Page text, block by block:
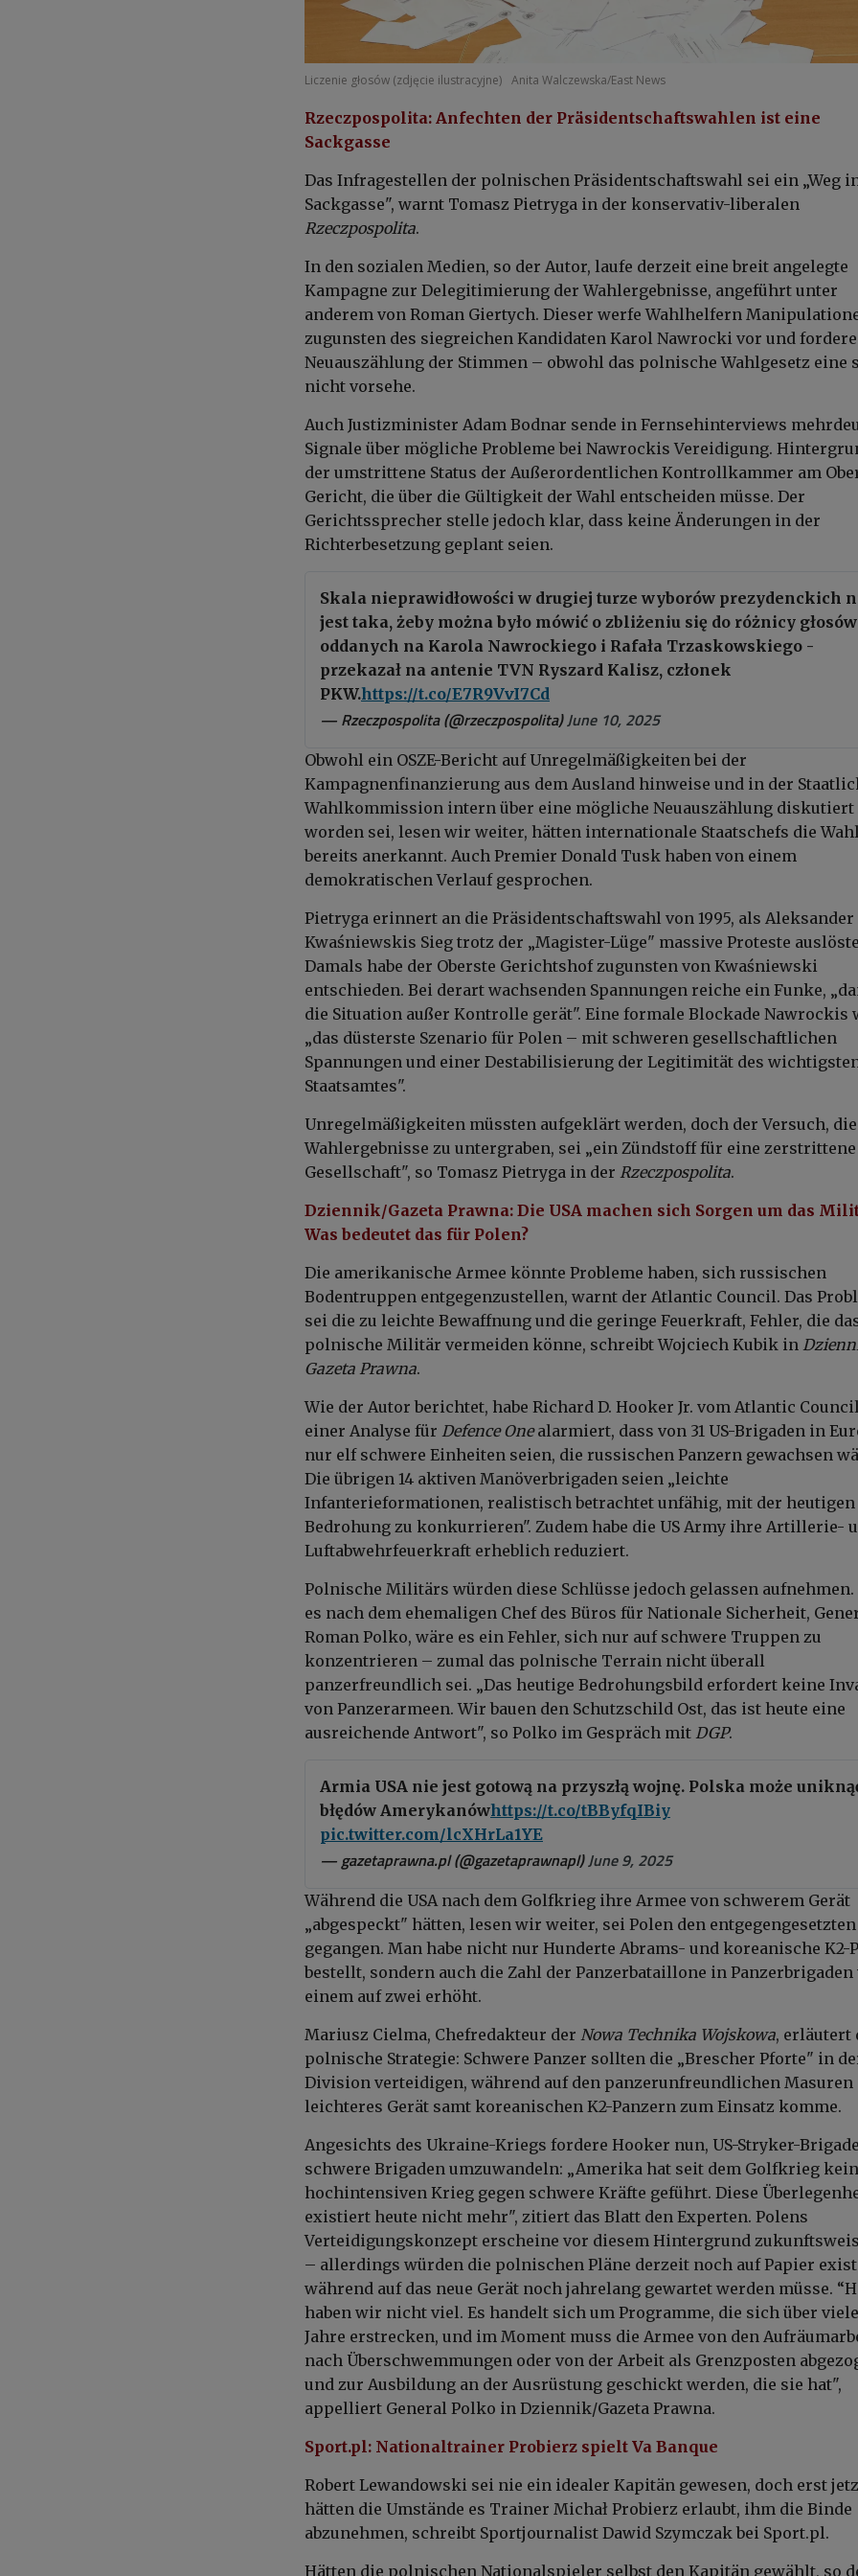
Liczenie głosów (zdjęcie ilustracyjne) Anita Walczewska/East News
Rzeczpospolita: Anfechten der Präsidentschaftswahlen ist eine
Sackgasse
Das Infragestellen der polnischen Präsidentschaftswahl sei ein „Weg
Sackgasse", warnt Tomasz Pietryga in der konservativ-liberalen
Rzeczpospolita.
In den sozialen Medien, so der Autor, laufe derzeit eine breit angelegte
Kampagne zur Delegitimierung der Wahlergebnisse, angeführt unter
anderem von Roman Giertych. Dieser werfe Wahlhelfern
zugunsten des siegreichen Kandidaten Karol Nawrocki vor und
Neuauszählung der Stimmen – obwohl das polnische Wahlgesetz eine
nicht vorsehe.
Auch Justizminister Adam Bodnar sende in Fernsehinterviews
Signale über mögliche Probleme bei Nawrockis Vereidigung.
der umstrittene Status der Außerordentlichen Kontrollkammer am
Gericht, die über die Gültigkeit der Wahl entscheiden müsse. Der
Gerichtssprecher stelle jedoch klar, dass keine Änderungen in der
Richterbesetzung geplant seien.
Skala nieprawidłowości w drugiej turze wyborów prezydenckich
jest taka, żeby można było mówić o zbliżeniu się do różnicy głosów
oddanych na Karola Nawrockiego i Rafała Trzaskowskiego -
przekazał na antenie TVN Ryszard Kalisz, członek
PKW.https://t.co/E7R9VvI7Cd
— Rzeczpospolita (@rzeczpospolita)June 10, 2025
Obwohl ein OSZE-Bericht auf Unregelmäßigkeiten bei der
Kampagnenfinanzierung aus dem Ausland hinweise und in der
Wahlkommission intern über eine mögliche Neuauszählung diskutiert
worden sei, lesen wir weiter, hätten internationale Staatschefs die Wahl
bereits anerkannt. Auch Premier Donald Tusk haben von einem
demokratischen Verlauf gesprochen.
Pietryga erinnert an die Präsidentschaftswahl von 1995, als Aleksander
Kwaśniewskis Sieg trotz der „Magister-Lüge" massive Proteste
Damals habe der Oberste Gerichtshof zugunsten von Kwaśniewski
entschieden. Bei derart wachsenden Spannungen reiche ein Funke,
die Situation außer Kontrolle gerät". Eine formale Blockade Nawrockis
„das düsterste Szenario für Polen – mit schweren gesellschaftlichen
Spannungen und einer Destabilisierung der Legitimität des
Staatsamtes".
Unregelmäßigkeiten müssten aufgeklärt werden, doch der Versuch, die
Wahlergebnisse zu untergraben, sei „ein Zündstoff für eine zerstrittene
Gesellschaft", so Tomasz Pietryga in der Rzeczpospolita.
Dziennik/Gazeta Prawna: Die USA machen sich Sorgen um das
Was bedeutet das für Polen?
Die amerikanische Armee könnte Probleme haben, sich russischen
Bodentruppen entgegenzustellen, warnt der Atlantic Council. Das
sei die zu leichte Bewaffnung und die geringe Feuerkraft, Fehler, die
polnische Militär vermeiden könne, schreibt Wojciech Kubik in
Gazeta Prawna.
Wie der Autor berichtet, habe Richard D. Hooker Jr. vom Atlantic
einer Analyse für Defence Onealarmiert, dass von 31 US-Brigaden in
nur elf schwere Einheiten seien, die russischen Panzern gewachsen
Die übrigen 14 aktiven Manöverbrigaden seien „leichte
Infanterieformationen, realistisch betrachtet unfähig, mit der heutigen
Bedrohung zu konkurrieren". Zudem habe die US Army ihre Artillerie-
Luftabwehrfeuerkraft erheblich reduziert.
Polnische Militärs würden diese Schlüsse jedoch gelassen aufnehmen.
es nach dem ehemaligen Chef des Büros für Nationale Sicherheit,
Roman Polko, wäre es ein Fehler, sich nur auf schwere Truppen zu
konzentrieren – zumal das polnische Terrain nicht überall
panzerfreundlich sei. „Das heutige Bedrohungsbild erfordert keine
von Panzerarmeen. Wir bauen den Schutzschild Ost, das ist heute eine
ausreichende Antwort", so Polko im Gespräch mit DGP.
Armia USA nie jest gotową na przyszłą wojnę. Polska może
błędów Amerykanówhttps://t.co/tBByfqIBiy
pic.twitter.com/lcXHrLa1YE
— gazetaprawna.pl (@gazetaprawnapl)June 9, 2025
Während die USA nach dem Golfkrieg ihre Armee von schwerem Gerät
„abgespeckt" hätten, lesen wir weiter, sei Polen den entgegengesetzten
gegangen. Man habe nicht nur Hunderte Abrams- und koreanische K2-
bestellt, sondern auch die Zahl der Panzerbataillone in Panzerbrigaden
einem auf zwei erhöht.
Mariusz Cielma, Chefredakteur der Nowa Technika Wojskowa, erläutert
polnische Strategie: Schwere Panzer sollten die „Brescher Pforte" in
Division verteidigen, während auf den panzerunfreundlichen Masuren
leichteres Gerät samt koreanischen K2-Panzern zum Einsatz komme.
Angesichts des Ukraine-Kriegs fordere Hooker nun, US-Stryker-
schwere Brigaden umzuwandeln: „Amerika hat seit dem Golfkrieg
hochintensiven Krieg gegen schwere Kräfte geführt. Diese
existiert heute nicht mehr", zitiert das Blatt den Experten. Polens
Verteidigungskonzept erscheine vor diesem Hintergrund
– allerdings würden die polnischen Pläne derzeit noch auf Papier
während auf das neue Gerät noch jahrelang gewartet werden müsse.
haben wir nicht viel. Es handelt sich um Programme, die sich über viele
Jahre erstrecken, und im Moment muss die Armee von den
nach Überschwemmungen oder von der Arbeit als Grenzposten
und zur Ausbildung an der Ausrüstung geschickt werden, die sie hat",
appelliert General Polko in Dziennik/Gazeta Prawna.
Sport.pl: Nationaltrainer Probierz spielt Va Banque
Robert Lewandowski sei nie ein idealer Kapitän gewesen, doch erst
hätten die Umstände es Trainer Michał Probierz erlaubt, ihm die Binde
abzunehmen, schreibt Sportjournalist Dawid Szymczak bei Sport.pl.
Hätten die polnischen Nationalspieler selbst den Kapitän gewählt, so